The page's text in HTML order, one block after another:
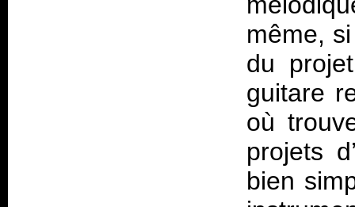
même,
du
guitare
où
projets
bien